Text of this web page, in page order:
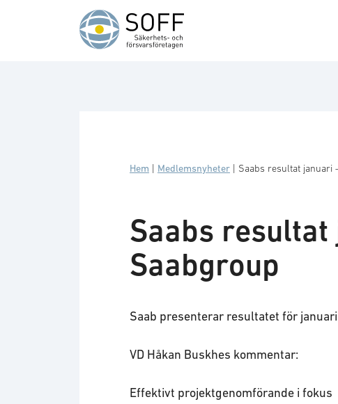
Hoppa till innehåll
Hem Medlemsnyheter Saabs resultat januari
Saabs
Saabgroup
Saab presenterar resultatet för
VD Håkan Buskhes kommentar:
Effektivt projektgenomförande i fokus